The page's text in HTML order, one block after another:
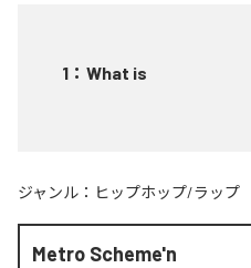
1 ： What is
ジャンル： ヒップホップ/ラップ
Metro Scheme'n